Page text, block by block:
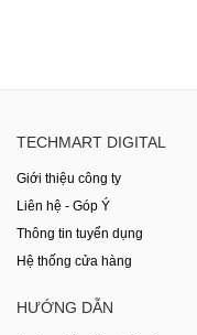
TECHMART DIGITAL
Giới thiệu công ty
Liên hệ - Góp Ý
Thông tin tuyển dụng
Hệ thống cửa hàng
HƯỚNG DẪN